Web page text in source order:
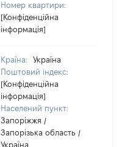
Номер квартири:
[Конфіденційна
інформація]
Країна:
Україна
Поштовий індекс:
[Конфіденційна
інформація]
Населений пункт:
Запоріжжя /
Запорізька область /
Україна